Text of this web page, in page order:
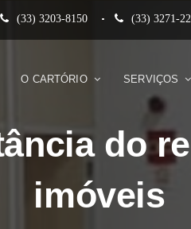
(33) 3203-8150 (33) 3271-
O CARTÓRIO SERVIÇOS
do
imóveis